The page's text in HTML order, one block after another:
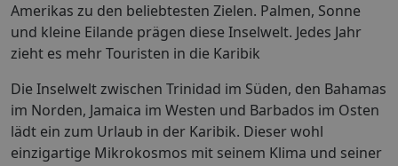
Amerikas zu den beliebtesten Zielen. Palmen, Sonne
und kleine Eilande prägen diese Inselwelt. Jedes Jahr
zieht es mehr Touristen in die Karibik
Die Inselwelt zwischen Trinidad im Süden, den Bahamas
im Norden, Jamaica im Westen und Barbados im Osten
lädt ein zum Urlaub in der Karibik. Dieser wohl
einzigartige Mikrokosmos mit seinem Klima und seiner